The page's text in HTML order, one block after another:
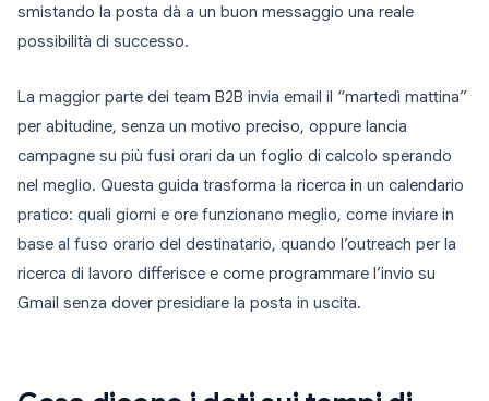
smistando la posta dà a un buon messaggio una reale
possibilità di successo.
La maggior parte dei team B2B invia email il “martedì mattina”
per abitudine, senza un motivo preciso, oppure lancia
campagne su più fusi orari da un foglio di calcolo sperando
nel meglio. Questa guida trasforma la ricerca in un calendario
pratico: quali giorni e ore funzionano meglio, come inviare in
base al fuso orario del destinatario, quando l’outreach per la
ricerca di lavoro differisce e come programmare l’invio su
Gmail senza dover presidiare la posta in uscita.